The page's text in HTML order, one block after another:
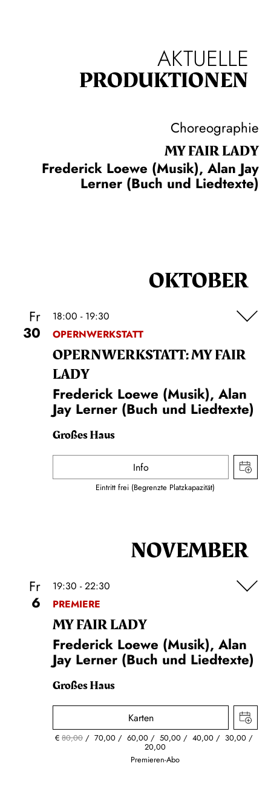
AKTUELLE
PRODUKTIONEN
Choreographie
MY FAIR LADY
Frederick Loewe (Musik), Alan Jay
Lerner (Buch und Liedtexte)
OKTOBER
Fr
30
18:00 - 19:30
OPERNWERKSTATT
OPERN­WERKSTATT: MY FAIR
LADY
Frederick Loewe (Musik), Alan
Jay Lerner (Buch und Liedtexte)
Großes Haus
Info
Eintritt frei (Begrenzte Platzkapazität)
NOVEMBER
Fr
6
19:30 - 22:30
PREMIERE
MY FAIR LADY
Frederick Loewe (Musik), Alan
Jay Lerner (Buch und Liedtexte)
Großes Haus
Karten
€80,00 70,00 60,00 50,00 40,00 30,00
20,00
Premieren-Abo